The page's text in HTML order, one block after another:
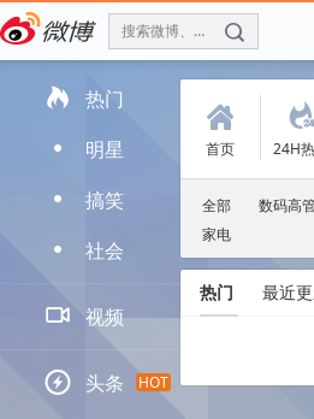
搜索微博、找人 f
 热门
D 明星
D 搞笑
D 社会
 视频
 头条 HOT
(
首页
.
24H
全部 数码高
家电
热门 最近